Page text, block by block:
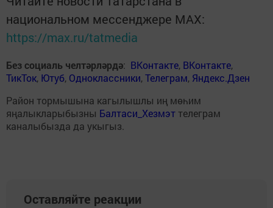
национальном мессенджере MАХ:
https://max.ru/tatmedia
Без социаль челтәрләрдә: ВКонтакте, ВКонтакте,
ТикТок, Ютуб, Одноклассники,Телеграм, Яндекс.Дзен
Район тормышына кагылышлы иң мөһим
яңалыкларыбызны Балтаси_Хезмэт телеграм
каналыбызда да укыгыз.
Оставляйте реакции